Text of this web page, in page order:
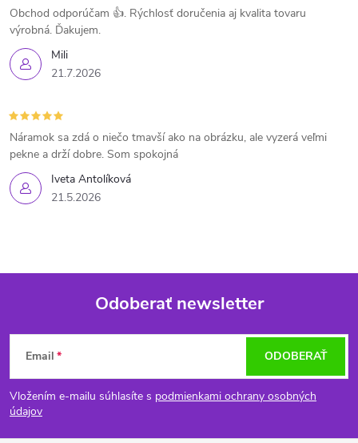
Mili
21.7.2026
Obchod odporúčam 👍. Rýchlosť doručenia aj kvalita tovaru
výrobná. Ďakujem.
Iveta Antolíková
21.5.2026
Náramok sa zdá o niečo tmavší ako na obrázku, ale vyzerá veľmi
pekne a drží dobre. Som spokojná
Z
á
p
Odoberať newsletter
Email
Vložením e-mailu súhlasíte s podmienkami ochrany osobných
údajov
ODOBERAŤ